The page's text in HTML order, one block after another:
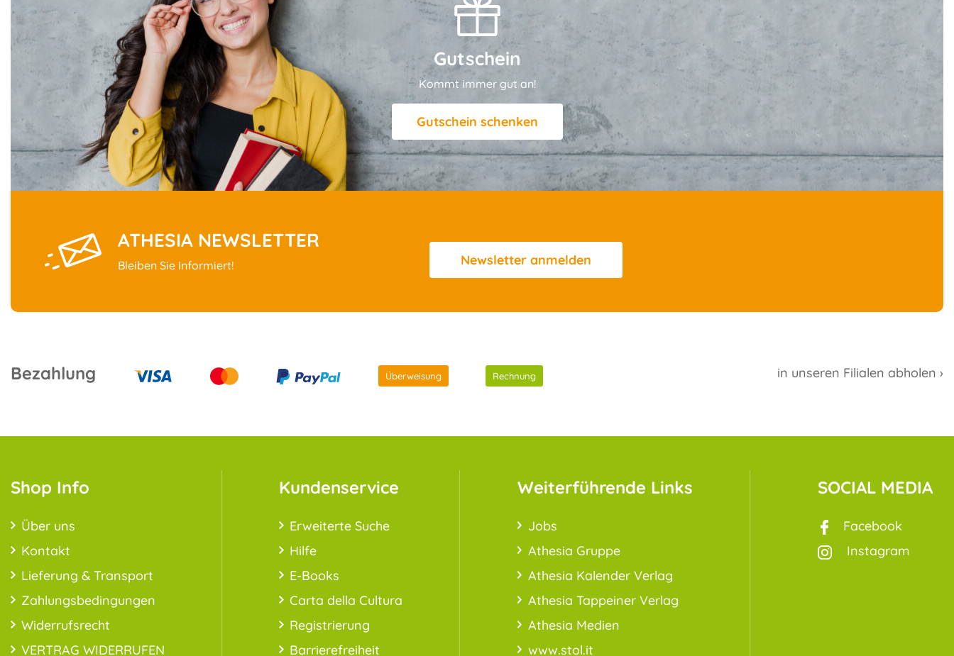
Gutschein
Kommt immer gut an!
Gutschein schenken
ATHESIA NEWSLETTER
Bleiben Sie Informiert! Newsletter anmelden
Bezahlung Überweisung Rechnung in unseren Filialen abholen ›
Shop Info
Über uns
Kontakt
Lieferung & Transport
Zahlungsbedingungen
Widerrufsrecht
VERTRAG WIDERRUFEN
Kundenservice
Erweiterte Suche
Hilfe
E-Books
Carta della Cultura
Registrierung
Barrierefreiheit
Weiterführende Links
Jobs
Athesia Gruppe
Athesia Kalender Verlag
Athesia Tappeiner Verlag
Athesia Medien
www.stol.it
SOCIAL MEDIA
Facebook
Instagram